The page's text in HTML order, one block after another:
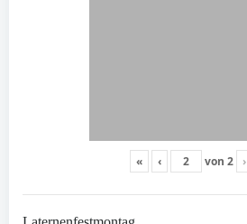
« ‹ von 2 ›